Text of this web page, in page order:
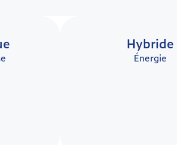
Hybride
Énergie